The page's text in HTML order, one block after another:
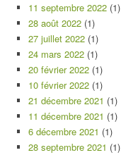
11 septembre 2022 (1)
28 août 2022 (1)
27 juillet 2022 (1)
24 mars 2022 (1)
20 février 2022 (1)
10 février 2022 (1)
21 décembre 2021 (1)
11 décembre 2021 (1)
6 décembre 2021 (1)
28 septembre 2021 (1)